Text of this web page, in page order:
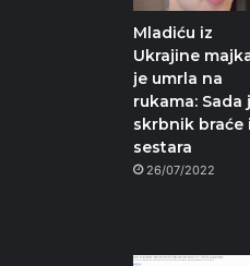
Mladiću iz
Ukrajine
je umrla na
rukama: Sada
skrbnik braće i
sestara
26/07/2022